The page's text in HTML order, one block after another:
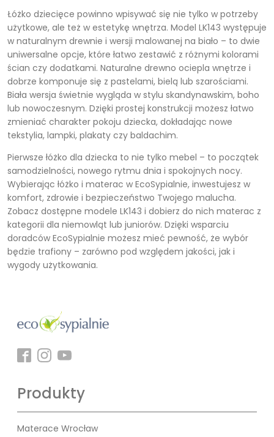
Łóżko dziecięce powinno wpisywać się nie tylko w potrzeby
użytkowe, ale też w estetykę wnętrza. Model LK143 występuje
w naturalnym drewnie i wersji malowanej na biało – to dwie
uniwersalne opcje, które łatwo zestawić z różnymi kolorami
ścian czy dodatkami. Naturalne drewno ociepla wnętrze i
dobrze komponuje się z pastelami, bielą lub szarościami.
Biała wersja świetnie wygląda w stylu skandynawskim, boho
lub nowoczesnym. Dzięki prostej konstrukcji możesz łatwo
zmieniać charakter pokoju dziecka, dokładając nowe
tekstylia, lampki, plakaty czy baldachim.
Pierwsze łóżko dla dziecka to nie tylko mebel – to początek
samodzielności, nowego rytmu dnia i spokojnych nocy.
Wybierając łóżko i materac w EcoSypialnie, inwestujesz w
komfort, zdrowie i bezpieczeństwo Twojego malucha.
Zobacz dostępne modele LK143 i dobierz do nich materac z
kategorii dla niemowląt lub juniorów. Dzięki wsparciu
doradców EcoSypialnie możesz mieć pewność, że wybór
będzie trafiony – zarówno pod względem jakości, jak i
wygody użytkowania.
Produkty
Materace Wrocław